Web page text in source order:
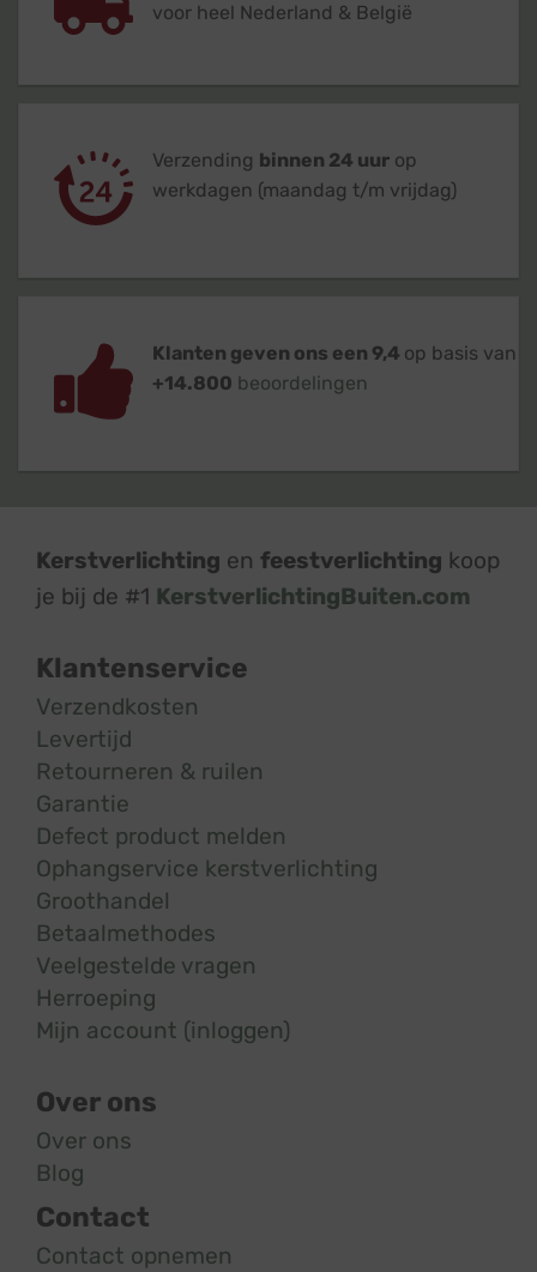
voor heel Nederland & België
Verzending binnen 24 uur op
werkdagen (maandag t/m vrijdag)
Klanten geven ons een 9,4 op basis van
+14.800 beoordelingen
Kerstverlichting en feestverlichting koop
je bij de #1 KerstverlichtingBuiten.com
Klantenservice
Verzendkosten
Levertijd
Retourneren & ruilen
Garantie
Defect product melden
Ophangservice kerstverlichting
Groothandel
Betaalmethodes
Veelgestelde vragen
Herroeping
Mijn account (inloggen)
Over ons
Over ons
Blog
Contact
Contact opnemen